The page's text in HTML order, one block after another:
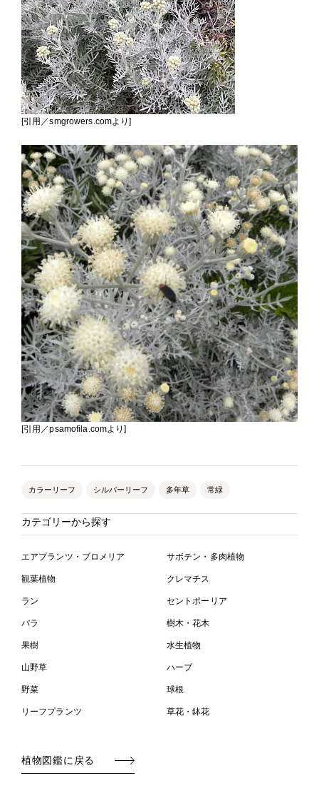
[引用／smgrowers.comより]
[引用／psamofila.comより]
カラーリーフ シルバーリーフ 多年草 常緑
カテゴリーから探す
エアプランツ・ブロメリア サボテン・多肉植物
観葉植物 クレマチス
ラン セントポーリア
バラ 樹木・花木
果樹 水生植物
山野草 ハーブ
野菜 球根
リーフプランツ 草花・鉢花
植物図鑑に戻る